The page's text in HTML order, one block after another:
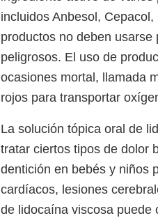
incluidos Anbesol,
productos no deben
peligrosos. El uso de
ocasiones mortal, llamada
rojos para transportar
La solución tópica oral de
tratar ciertos tipos de dolor
dentición en bebés y niños
cardíacos, lesiones
de lidocaína viscosa puede